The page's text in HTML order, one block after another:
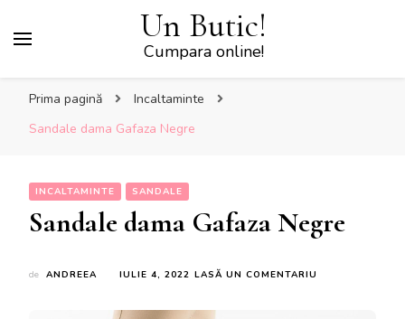
Un Butic!
Cumpara online!
Prima pagină
Incaltaminte
Sandale dama Gafaza Negre
INCALTAMINTE SANDALE
Sandale dama Gafaza Negre
de ANDREEA IULIE 4, 2022 LASĂ UN COMENTARIU